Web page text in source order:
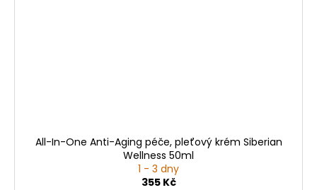
All-In-One Anti-Aging péče, pleťový krém Siberian
Wellness 50ml
1 - 3 dny
355 Kč